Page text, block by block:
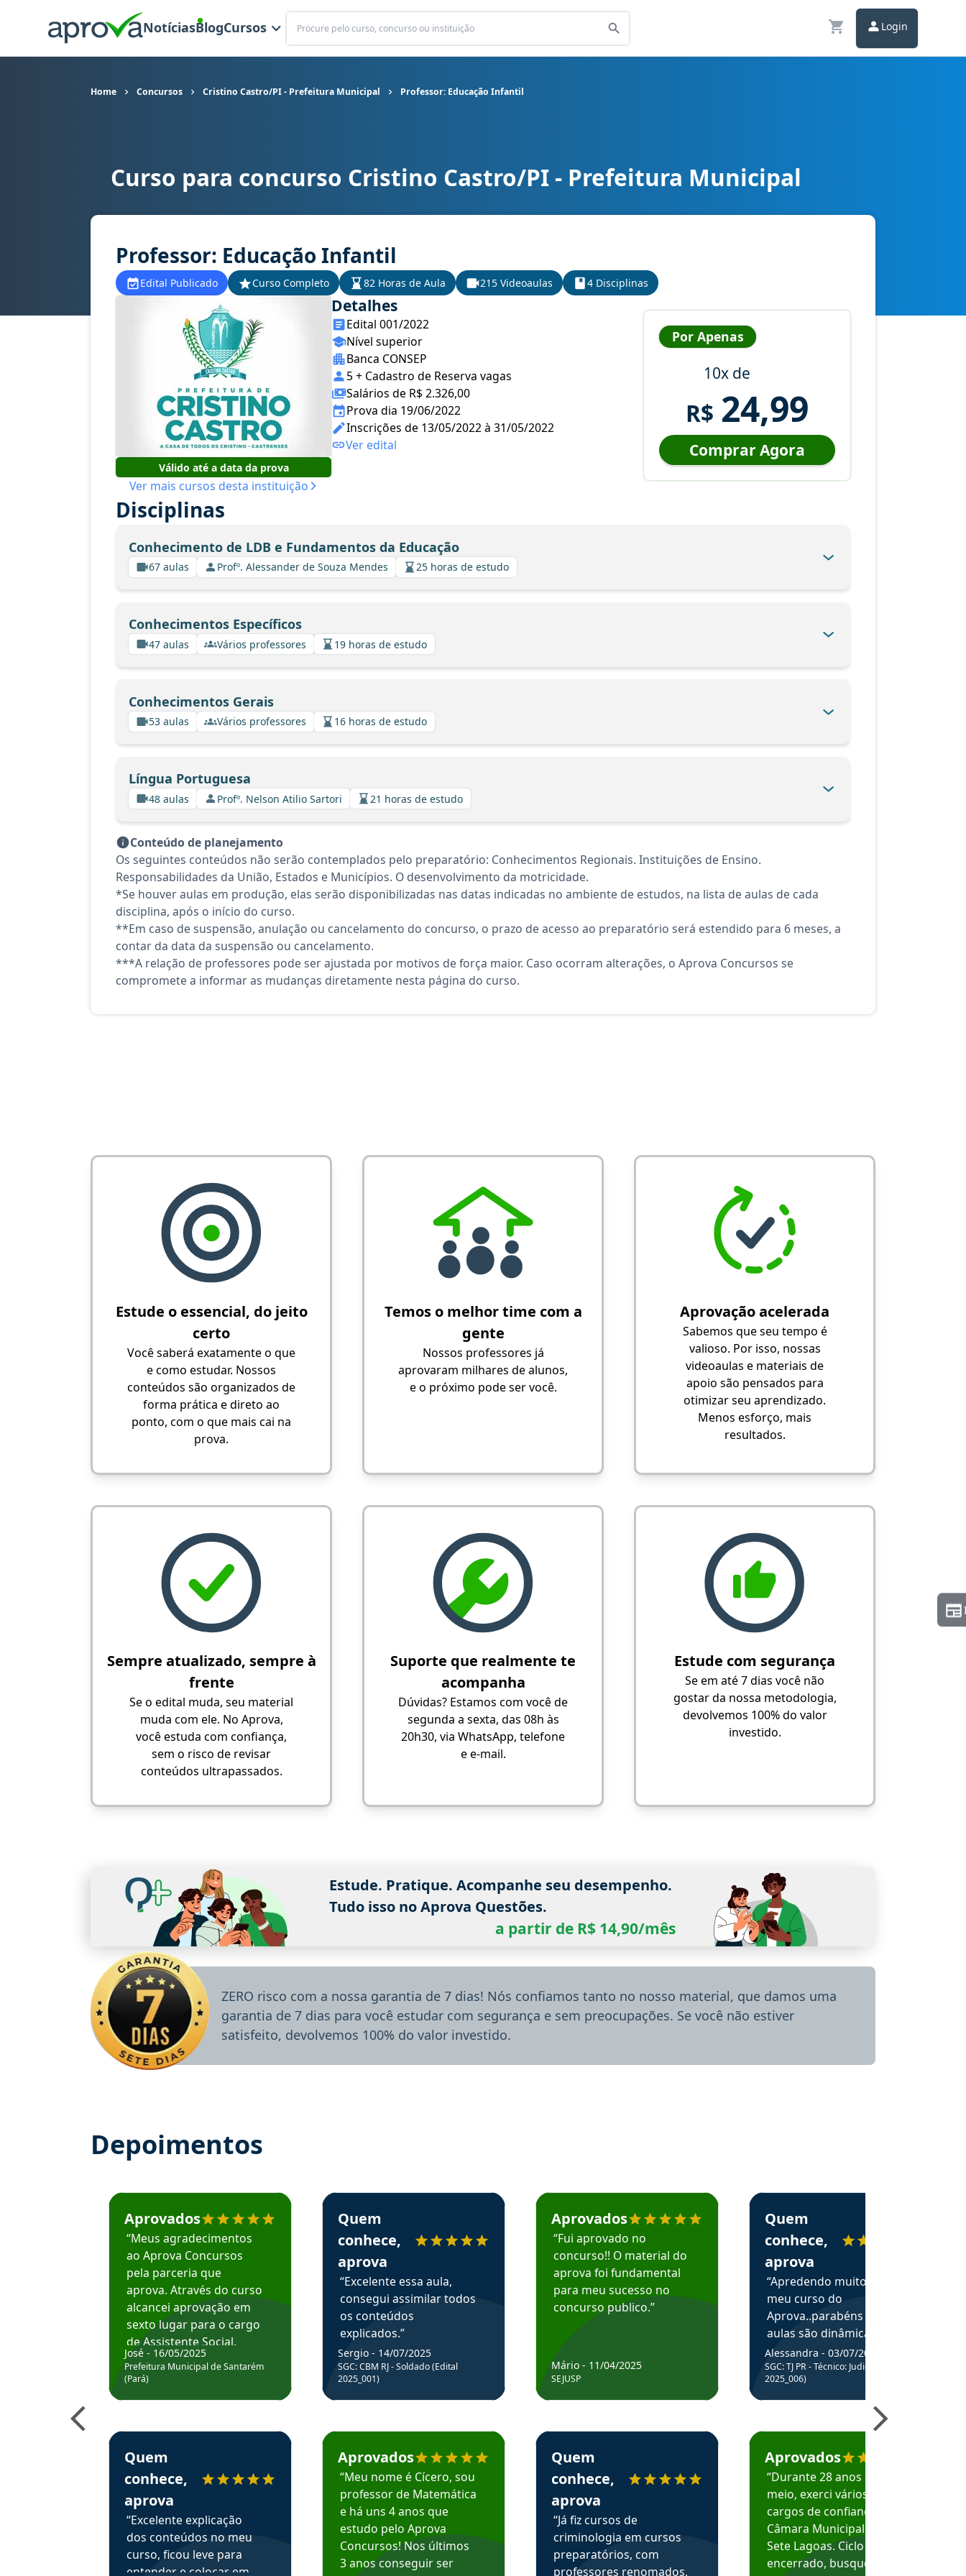
NotíciasBlogCursos
Buscar
Login
Home Concursos Cristino Castro/PI - Prefeitura Municipal Professor: Educação Infantil
Curso para concurso Cristino Castro/PI - Prefeitura Municipal cargo Professor: Educação Infantil
Curso para concurso Cristino Castro/PI - Prefeitura Municipal
Professor: Educação Infantil
Edital Publicado Curso Completo 82 Horas de Aula 215 Videoaulas 4 Disciplinas
Válido até a data da prova
Ver mais cursos desta instituição
Detalhes
Edital 001/2022
Nível superior
Banca CONSEP
5 + Cadastro de Reserva vagas
Salários de R$ 2.326,00
Prova dia 19/06/2022
Inscrições de 13/05/2022 à 31/05/2022
Ver edital
Por Apenas
10x de
R$ 24,99
Comprar Agora
Disciplinas
Conhecimento de LDB e Fundamentos da Educação
67 aulas Profº. Alessander de Souza Mendes 25 horas de estudo
Conhecimentos Específicos
47 aulas Vários professores 19 horas de estudo
Conhecimentos Gerais
53 aulas Vários professores 16 horas de estudo
Língua Portuguesa
48 aulas Profº. Nelson Atilio Sartori 21 horas de estudo
Conteúdo de planejamento
Os seguintes conteúdos não serão contemplados pelo preparatório: Conhecimentos Regionais. Instituições de Ensino.
Responsabilidades da União, Estados e Municípios. O desenvolvimento da motricidade.
*Se houver aulas em produção, elas serão disponibilizadas nas datas indicadas no ambiente de estudos, na lista de aulas de cada
disciplina, após o início do curso.
**Em caso de suspensão, anulação ou cancelamento do concurso, o prazo de acesso ao preparatório será estendido para 6 meses, a
contar da data da suspensão ou cancelamento.
***A relação de professores pode ser ajustada por motivos de força maior. Caso ocorram alterações, o Aprova Concursos se
compromete a informar as mudanças diretamente nesta página do curso.
Estude o essencial, do jeito
certo
Você saberá exatamente o que
e como estudar. Nossos
conteúdos são organizados de
forma prática e direto ao
ponto, com o que mais cai na
prova.
Temos o melhor time com a
gente
Nossos professores já
aprovaram milhares de alunos,
e o próximo pode ser você.
Aprovação acelerada
Sabemos que seu tempo é
valioso. Por isso, nossas
videoaulas e materiais de
apoio são pensados para
otimizar seu aprendizado.
Menos esforço, mais
resultados.
Sempre atualizado, sempre à
frente
Se o edital muda, seu material
muda com ele. No Aprova,
você estuda com confiança,
sem o risco de revisar
conteúdos ultrapassados.
Suporte que realmente te
acompanha
Dúvidas? Estamos com você de
segunda a sexta, das 08h às
20h30, via WhatsApp, telefone
e e-mail.
Estude com segurança
Se em até 7 dias você não
gostar da nossa metodologia,
devolvemos 100% do valor
investido.
Estude. Pratique. Acompanhe seu desempenho.
Tudo isso no Aprova Questões.
a partir de R$ 14,90/mês
ZERO risco com a nossa garantia de 7 dias! Nós confiamos tanto no nosso material, que damos uma
garantia de 7 dias para você estudar com segurança e sem preocupações. Se você não estiver
satisfeito, devolvemos 100% do valor investido.
Depoimentos
Estudante José recomenda o Aprova Concursos em depoimento
Aprovados
“Meus agradecimentos
ao Aprova Concursos
pela parceria que
aprova. Através do curso
alcancei aprovação em
sexto lugar para o cargo
de Assistente Social.
Hoje estou atuando na
Prefeitura de Santarém.
José - 16/05/2025
Prefeitura Municipal de Santarém
(Pará)
Estudante Elais recomenda o Aprova Concursos em depoimento
Quem
conhece,
aprova
“Excelente explicação
dos conteúdos no meu
curso, ficou leve para
entender e colocar em
Estudante Sergio recomenda o Aprova Concursos em depoimento
Quem
conhece,
aprova
“Excelente essa aula,
consegui assimilar todos
os conteúdos
explicados.”
Sergio - 14/07/2025
SGC: CBM RJ - Soldado (Edital
2025_001)
Estudante Cicero recomenda o Aprova Concursos em depoimento
Aprovados
“Meu nome é Cícero, sou
professor de Matemática
e há uns 4 anos que
estudo pelo Aprova
Concursos! Nos últimos
3 anos conseguir ser
Estudante Mário recomenda o Aprova Concursos em depoimento
Aprovados
“Fui aprovado no
concurso!! O material do
aprova foi fundamental
para meu sucesso no
concurso publico.”
Mário - 11/04/2025
SEJUSP
Estudante Henrique recomenda o Aprova Concursos em depoimento
Quem
conhece,
aprova
“Já fiz cursos de
criminologia em cursos
preparatórios, com
professores renomados,
Estudante Alessandra recomenda o Aprova
Quem
conhece,
aprova
“Apredendo muito no
meu curso do
Aprova..parabéns pelas
aulas são dinâmicas e
me ajudam a entender
melhor os assuntos.”
Alessandra - 03/07/2025
SGC: TJ PR - Técnico: Judiciário (Edital
2025_006)
Estudante Caio recomenda o Aprova
Aprovados
“Durante 28 anos e
meio, exerci vários
cargos de confiança na
Câmara Municipal de
Sete Lagoas. Ciclo
encerrado, busquei